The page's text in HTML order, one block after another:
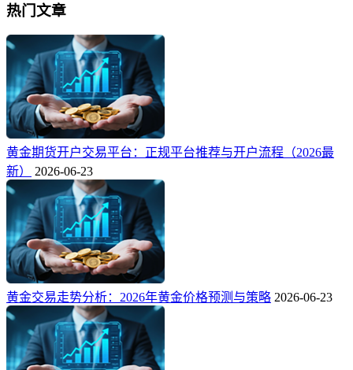
热门文章
黄金期货开户交易平台：正规平台推荐与开户流程（2026最
新）
2026-06-23
黄金交易走势分析：2026年黄金价格预测与策略 2026-06-23